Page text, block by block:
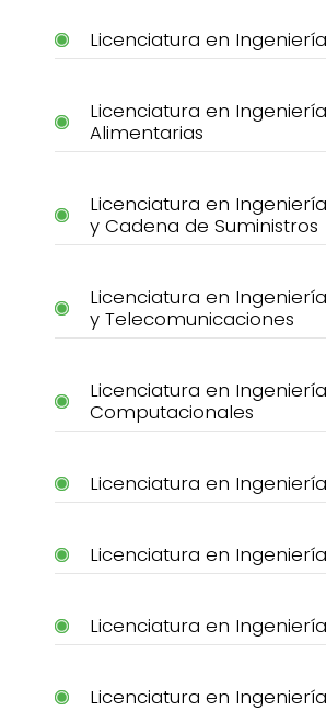
Licenciatura en
Licenciatura en
Alimentarias
Licenciatura en
y Cadena de Suministros
Licenciatura en
y Telecomunicaciones
Licenciatura en
Computacionales
Licenciatura en
Licenciatura en
Licenciatura en
Licenciatura en